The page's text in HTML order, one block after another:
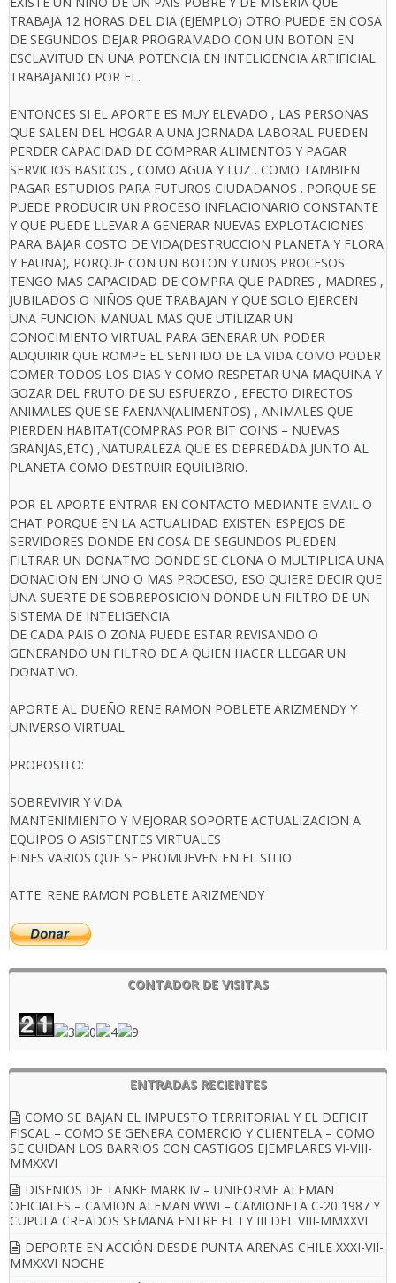
TRABAJA 12 HORAS DEL DIA (EJEMPLO) OTRO PUEDE EN COSA
DE SEGUNDOS DEJAR PROGRAMADO CON UN BOTON EN
ESCLAVITUD EN UNA POTENCIA EN INTELIGENCIA ARTIFICIAL
TRABAJANDO POR EL.
ENTONCES SI EL APORTE ES MUY ELEVADO , LAS PERSONAS
QUE SALEN DEL HOGAR A UNA JORNADA LABORAL PUEDEN
PERDER CAPACIDAD DE COMPRAR ALIMENTOS Y PAGAR
SERVICIOS BASICOS , COMO AGUA Y LUZ . COMO TAMBIEN
PAGAR ESTUDIOS PARA FUTUROS CIUDADANOS . PORQUE SE
PUEDE PRODUCIR UN PROCESO INFLACIONARIO CONSTANTE
Y QUE PUEDE LLEVAR A GENERAR NUEVAS EXPLOTACIONES
PARA BAJAR COSTO DE VIDA(DESTRUCCION PLANETA Y FLORA
Y FAUNA), PORQUE CON UN BOTON Y UNOS PROCESOS
TENGO MAS CAPACIDAD DE COMPRA QUE PADRES , MADRES ,
JUBILADOS O NIÑOS QUE TRABAJAN Y QUE SOLO EJERCEN
UNA FUNCION MANUAL MAS QUE UTILIZAR UN
CONOCIMIENTO VIRTUAL PARA GENERAR UN PODER
ADQUIRIR QUE ROMPE EL SENTIDO DE LA VIDA COMO PODER
COMER TODOS LOS DIAS Y COMO RESPETAR UNA MAQUINA Y
GOZAR DEL FRUTO DE SU ESFUERZO , EFECTO DIRECTOS
ANIMALES QUE SE FAENAN(ALIMENTOS) , ANIMALES QUE
PIERDEN HABITAT(COMPRAS POR BIT COINS = NUEVAS
GRANJAS,ETC) ,NATURALEZA QUE ES DEPREDADA JUNTO AL
PLANETA COMO DESTRUIR EQUILIBRIO.
POR EL APORTE ENTRAR EN CONTACTO MEDIANTE EMAIL O
CHAT PORQUE EN LA ACTUALIDAD EXISTEN ESPEJOS DE
SERVIDORES DONDE EN COSA DE SEGUNDOS PUEDEN
FILTRAR UN DONATIVO DONDE SE CLONA O MULTIPLICA UNA
DONACION EN UNO O MAS PROCESO, ESO QUIERE DECIR QUE
UNA SUERTE DE SOBREPOSICION DONDE UN FILTRO DE UN
SISTEMA DE INTELIGENCIA
DE CADA PAIS O ZONA PUEDE ESTAR REVISANDO O
GENERANDO UN FILTRO DE A QUIEN HACER LLEGAR UN
DONATIVO.
APORTE AL DUEÑO RENE RAMON POBLETE ARIZMENDY Y
UNIVERSO VIRTUAL
PROPOSITO:
SOBREVIVIR Y VIDA
MANTENIMIENTO Y MEJORAR SOPORTE ACTUALIZACION A
EQUIPOS O ASISTENTES VIRTUALES
FINES VARIOS QUE SE PROMUEVEN EN EL SITIO
ATTE: RENE RAMON POBLETE ARIZMENDY
CONTADOR DE VISITAS
ENTRADAS RECIENTES
COMO SE BAJAN EL IMPUESTO TERRITORIAL Y EL DEFICIT
FISCAL – COMO SE GENERA COMERCIO Y CLIENTELA – COMO
SE CUIDAN LOS BARRIOS CON CASTIGOS EJEMPLARES VI-VIII-
MMXXVI
DISENIOS DE TANKE MARK IV – UNIFORME ALEMAN
OFICIALES – CAMION ALEMAN WWI – CAMIONETA C-20 1987 Y
CUPULA CREADOS SEMANA ENTRE EL I Y III DEL VIII-MMXXVI
DEPORTE EN ACCIÓN DESDE PUNTA ARENAS CHILE XXXI-VII-
MMXXVI NOCHE